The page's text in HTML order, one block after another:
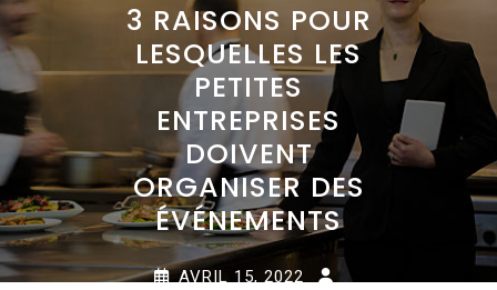
3 RAISONS POUR
LESQUELLES LES
PETITES
ENTREPRISES
DOIVENT
ORGANISER DES
ÉVÉNEMENTS
AVRIL 15, 2022